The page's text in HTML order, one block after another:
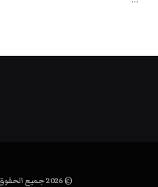
© 2026 جميع الحقوق محفوظة. وطن يغرد خارج السرب